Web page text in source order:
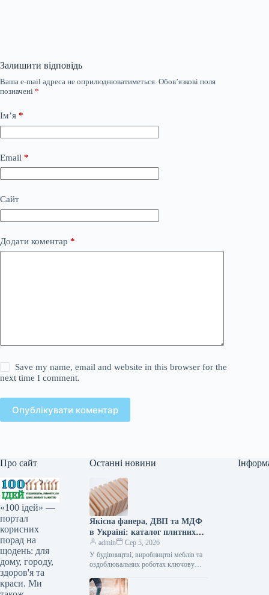
Залишити відповідь
Ваша e-mail адреса не оприлюднюватиметься. Обов’язкові поля
позначені *
Ім’я *
Email *
Сайт
Додати коментар *
Save my name, email and website in this browser for the
next time I comment.
Опублікувати коментар
Про сайт
«100 ідей» —
портал
корисних
порад на
щодень: для
дому, городу,
здоров'я та
краси. Ми
Останні новини
Якісна фанера, ДВП та МДФ
в Україні: каталог плитних
матеріалів від «ВІН-ВУД»
admin
Сер 5, 2026
У будівництві, виробництві меблів та
оздоблювальних роботах ключову
сировини. Компанія «ВІН-ВУД» уже
тривалий час займається…